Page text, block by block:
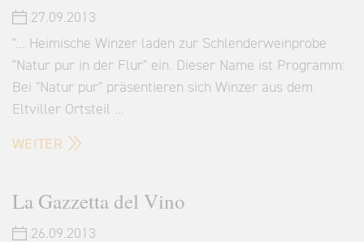
27.09.2013
"... Heimische Winzer laden zur Schlenderweinprobe
"Natur pur in der Flur" ein. Dieser Name ist Programm:
Bei "Natur pur" präsentieren sich Winzer aus dem
Eltviller Ortsteil …
WEITER
La Gazzetta del Vino
26.09.2013